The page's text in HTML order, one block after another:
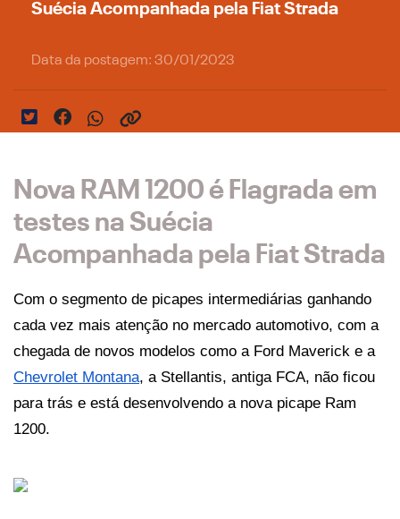
Suécia Acompanhada pela Fiat Strada
Data da postagem: 30/01/2023
Nova RAM 1200 é Flagrada em
testes na Suécia
Acompanhada pela Fiat Strada
Com o segmento de picapes intermediárias ganhando
cada vez mais atenção no mercado automotivo, com a
chegada de novos modelos como a Ford Maverick e a
Chevrolet Montana, a Stellantis, antiga FCA, não ficou
para trás e está desenvolvendo a nova picape Ram
1200.